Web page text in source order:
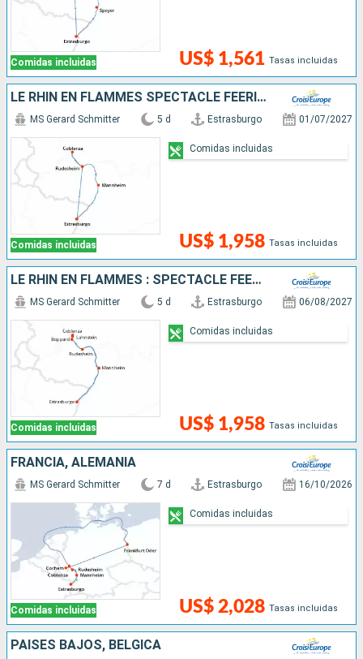
Comidas incluidas US$ 1,561 Tasas incluidas
LE RHIN EN FLAMMES SPECTACLE FÉERIQUE AU FIL DE L'EAU(FORMULE PORT-PORT)
Comidas incluidas
MS Gerard Schmitter 5 d Estrasburgo 01/07/2027
US$ 1,958 Tasas incluidas
Comidas incluidas
LE RHIN EN FLAMMES : SPECTACLE FÉERIQUE AU FIL DE L'EAU
Comidas incluidas
MS Gerard Schmitter 5 d Estrasburgo 06/08/2027
US$ 1,958 Tasas incluidas
Comidas incluidas
FRANCIA, ALEMANIA
Comidas incluidas
MS Gerard Schmitter 7 d Estrasburgo 16/10/2026
US$ 2,028 Tasas incluidas
Comidas incluidas
PAISES BAJOS, BÉLGICA